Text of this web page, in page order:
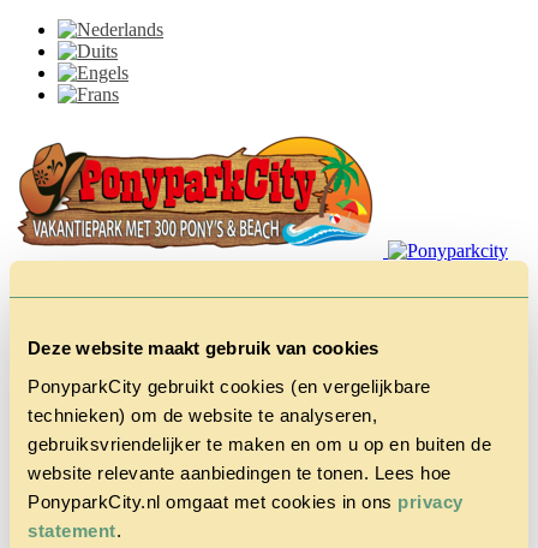
Deze website maakt gebruik van cookies
PonyparkCity gebruikt cookies (en vergelijkbare
technieken) om de website te analyseren,
gebruiksvriendelijker te maken en om u op en buiten de
website relevante aanbiedingen te tonen. Lees hoe
PonyparkCity.nl omgaat met cookies in ons privacy
statement.
Home
Het Park
Cowboy
House
Actie
Herfstvakantie